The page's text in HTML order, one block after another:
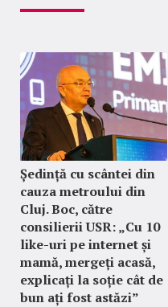
Ședință cu scântei din
cauza metroului din
Cluj. Boc, către
consilierii USR: „Cu 10
like-uri pe internet și
mamă, mergeți acasă,
explicați la soție cât de
bun ați fost astăzi”